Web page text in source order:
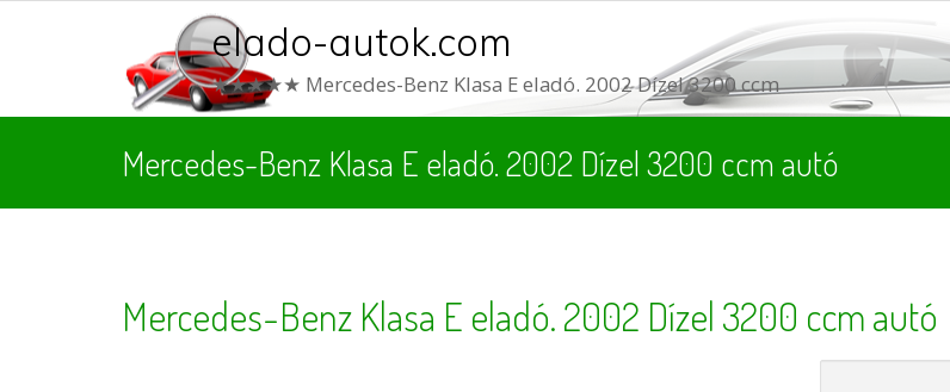
elado-autok.com
★★★★★ Mercedes-Benz Klasa E eladó. 2002 Dízel 3200 ccm
Mercedes-Benz Klasa E eladó. 2002 Dízel 3200 ccm autó
Mercedes-Benz Klasa E eladó. 2002 Dízel 3200 ccm autó